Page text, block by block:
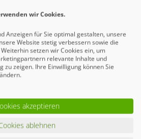
wir Cookies.
Anzeigen für Sie optimal gestalten, unsere
Website stetig verbessern sowie die
setzen wir Cookies ein, um
relevante Inhalte und
zu zeigen. Ihre Einwilligung können Sie
akzeptieren
ablehnen